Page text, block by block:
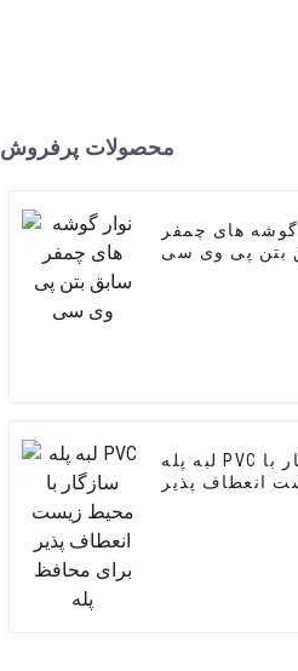
محصولات پرفروش
گوشه های چمفر
بتن پی وی سی
لبه پله PVC سازگار با
انعطاف پذیر